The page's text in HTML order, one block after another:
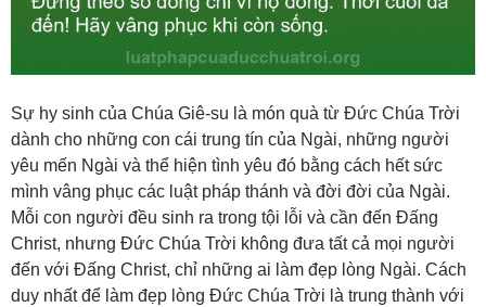
Sự hy sinh của Chúa Giê-su là món quà từ Đức Chúa Trời
dành cho những con cái trung tín của Ngài, những người
yêu mến Ngài và thể hiện tình yêu đó bằng cách hết sức
mình vâng phục các luật pháp thánh và đời đời của Ngài.
Mỗi con người đều sinh ra trong tội lỗi và cần đến Đấng
Christ, nhưng Đức Chúa Trời không đưa tất cả mọi người
đến với Đấng Christ, chỉ những ai làm đẹp lòng Ngài. Cách
duy nhất để làm đẹp lòng Đức Chúa Trời là trung thành với